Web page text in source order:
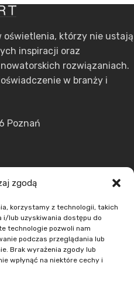
zgodą
korzystamy z technologii, takich
i/lub uzyskiwania dostępu do
technologie pozwoli nam
podczas przeglądania lub
Brak wyrażenia zgody lub
wpłynąć na niektóre cechy i
którzy nie ustają
inspiracji oraz
rozwiązaniach.
w branży i
Poznań